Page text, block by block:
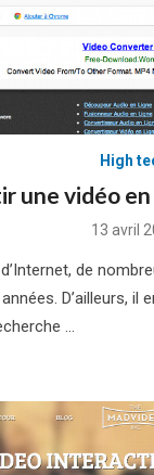
High
une vidéo
Posted
13 avril
de
D’ailleurs, il
…